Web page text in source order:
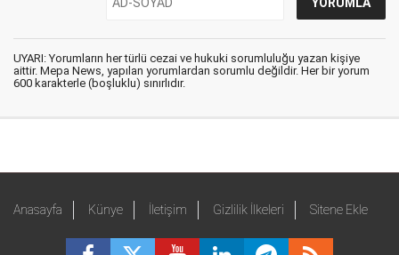
UYARI: Yorumların her türlü cezai ve hukuki sorumluluğu yazan kişiye
aittir. Mepa News, yapılan yorumlardan sorumlu değildir. Her bir yorum
600 karakterle (boşluklu) sınırlıdır.
Anasayfa Künye İletişim Gizlilik İlkeleri Sitene Ekle